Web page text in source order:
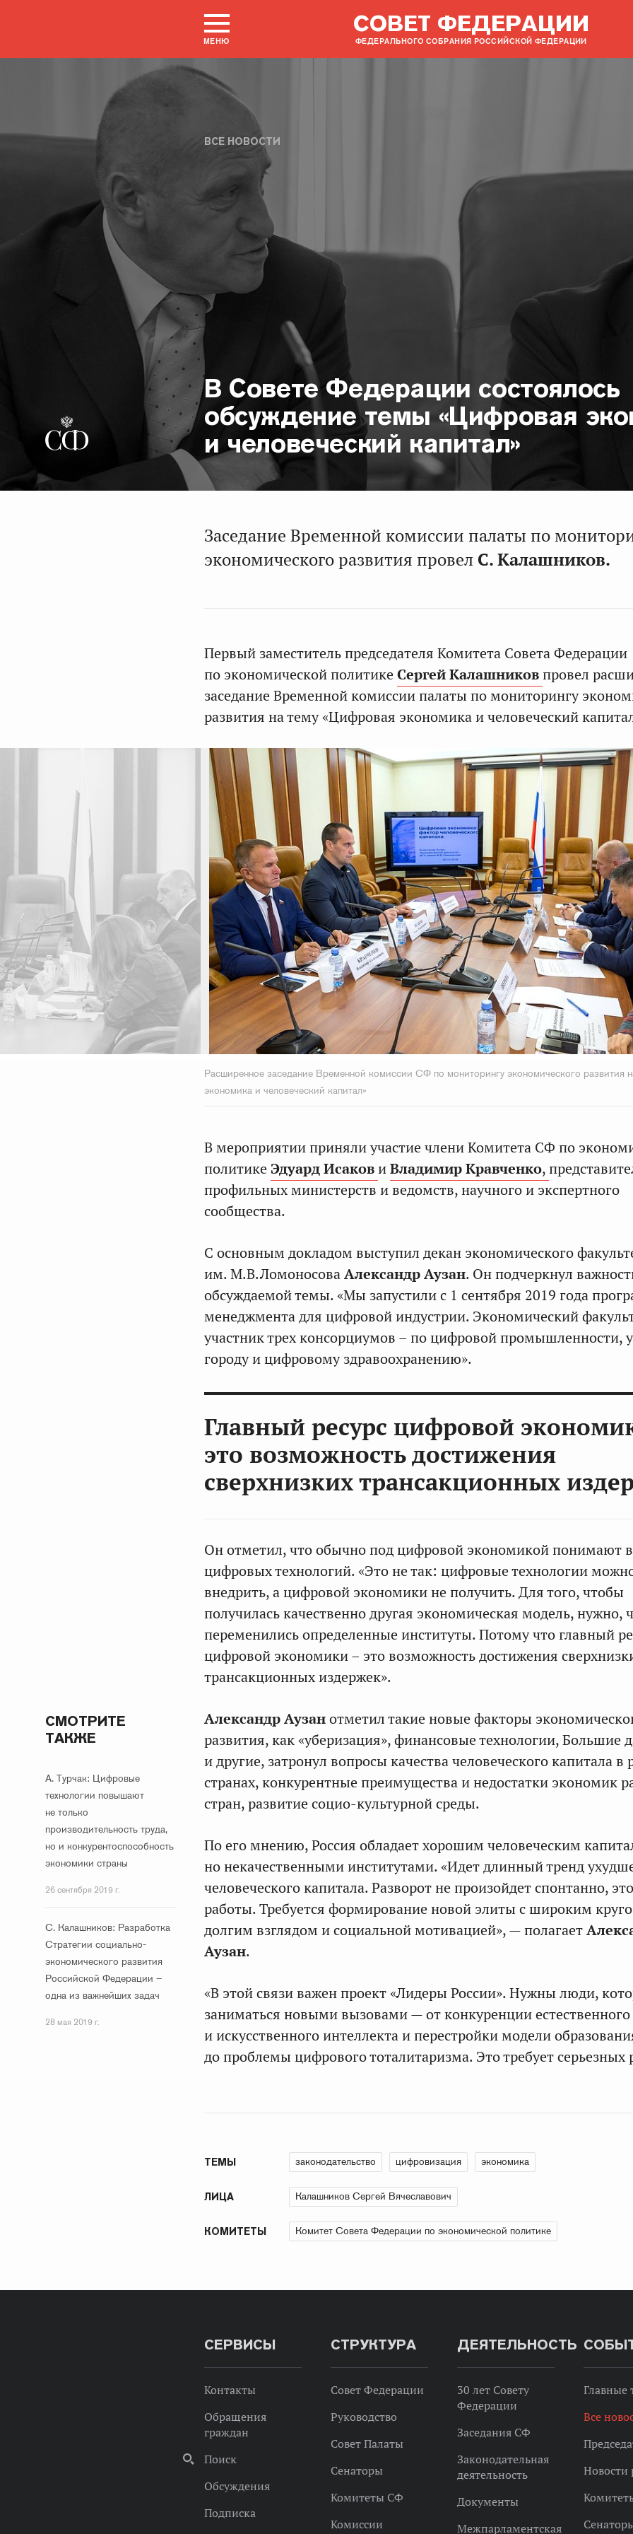
МЕНЮ
СОВЕТ ФЕДЕРАЦИИ
ФЕДЕРАЛЬНОГО СОБРАНИЯ РОССИЙСКОЙ ФЕДЕРАЦИИ
ВСЕ НОВОСТИ
В Совете Федерации состоялось
обсуждение темы «Цифровая
и человеческий капитал»
Заседание Временной комиссии палаты по
экономического развития провел С. Калашников.
Первый заместитель председателя Комитета Совета Федерации
по экономической политике Сергей Калашниковпровел
заседание Временной комиссии палаты по мониторингу
развития на тему «Цифровая экономика и человеческий
Расширенное заседание Временной комиссии СФ по мониторингу экономического развития
экономика и человеческий капитал»
В мероприятии приняли участие члени Комитета СФ по
политике Эдуард ИсаковиВладимир Кравченко,
профильных министерств и ведомств, научного и экспертного
сообщества.
С основным докладом выступил декан экономического
им. М.В.ЛомоносоваАлександр Аузан. Он подчеркнул
обсуждаемой темы. «Мы запустили с 1 сентября 2019 года
менеджмента для цифровой индустрии. Экономический
участник трех консорциумов – по цифровой промышленности,
городу и цифровому здравоохранению».
Главный ресурс цифровой
это возможность достижения
сверхнизких трансакционных
Он отметил, что обычно под цифровой экономикой понимают
цифровых технологий. «Это не так: цифровые технологии
внедрить, а цифровой экономики не получить. Для того, чтобы
получилась качественно другая экономическая модель, нужно,
переменились определенные институты. Потому что главный
цифровой экономики – это возможность достижения
трансакционных издержек».
СМОТРИТЕ
ТАКЖЕ
А. Турчак: Цифровые
технологии повышают
не только
производительность труда,
но и конкурентоспособность
экономики страны
26 сентября 2019 г.
С. Калашников: Разработка
Стратегии социально-
экономического развития
Российской Федерации –
одна из важнейших задач
28 мая 2019 г.
Александр Аузанотметил такие новые факторы
развития, как «уберизация», финансовые технологии, Большие
и другие, затронул вопросы качества человеческого капитала в
странах, конкурентные преимущества и недостатки экономик
стран, развитие социо-культурной среды.
По его мнению, Россия обладает хорошим человеческим
но некачественными институтами. «Идет длинный тренд
человеческого капитала. Разворот не произойдет спонтанно,
работы. Требуется формирование новой элиты с широким
долгим взглядом и социальной мотивацией», — полагает
Аузан.
«В этой связи важен проект «Лидеры России». Нужны люди,
заниматься новыми вызовами — от конкуренции естественного
и искусственного интеллекта и перестройки модели
до проблемы цифрового тоталитаризма. Это требует серьезных
ТЕМЫ законодательство цифровизация экономика
ЛИЦА Калашников Сергей Вячеславович
КОМИТЕТЫ Комитет Совета Федерации по экономической политике
СЕРВИСЫ
Контакты
Обращения
граждан
Поиск
Обсуждения
Подписка
СТРУКТУРА
Совет Федерации
Руководство
Совет Палаты
Сенаторы
Комитеты СФ
Комиссии
ДЕЯТЕЛЬНОСТЬ
30 лет Совету
Федерации
Заседания СФ
Законодательная
деятельность
Документы
Межпарламентская
Главные
Все
Новости